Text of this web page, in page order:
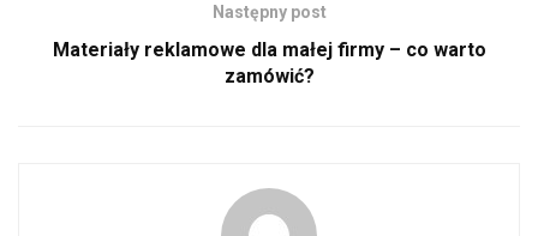
Następny post
Materiały reklamowe dla małej firmy – co warto
zamówić?